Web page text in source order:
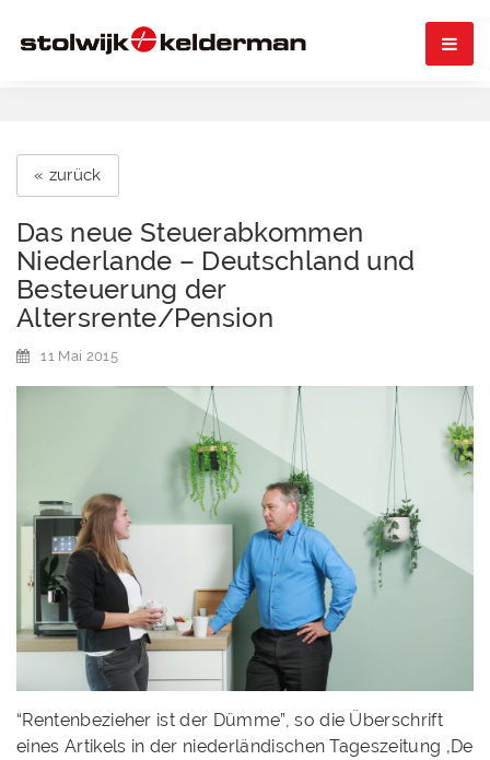

« zurück
Das neue Steuerabkommen
Niederlande – Deutschland und
Besteuerung der
Altersrente/Pension
11 Mai 2015
“Rentenbezieher ist der Dümme”, so die Überschrift
eines Artikels in der niederländischen Tageszeitung ‚De